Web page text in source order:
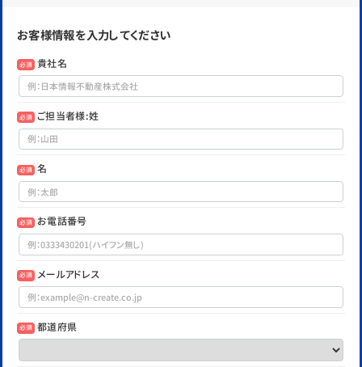
お客様情報を入力してください
必須 貴社名
必須 ご担当者様:姓
必須 名
必須 お電話番号
必須 メールアドレス
必須 都道府県